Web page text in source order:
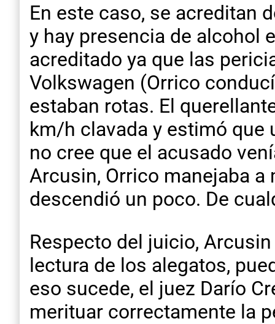
En este caso, se acreditan
y hay presencia de alcohol
acreditado ya que las
Volkswagen (Orrico
estaban rotas. El
km/h clavada y estimó que
no cree que el acusado
Arcusin, Orrico manejaba
descendió un poco. De
Respecto del juicio,
lectura de los alegatos,
eso sucede, el juez Darío
merituar correctamente la